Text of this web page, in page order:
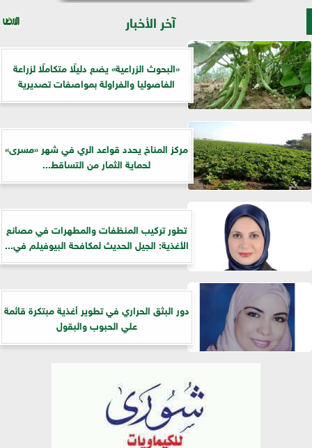
آخر الأخبار
​«البحوث الزراعية» يضع دليلًا متكاملًا لزراعة
الفاصوليا والفراولة بمواصفات تصديرية
مركز المناخ يحدد قواعد الري في شهر «مسرى»
لحماية الثمار من التساقط...
تطور تركيب المنظفات والمطهرات في مصانع
الأغذية: الجيل الحديث لمكافحة البيوفيلم في...
دور البثق الحراري في تطوير أغذية مبتكرة قائمة
علي الحبوب والبقول